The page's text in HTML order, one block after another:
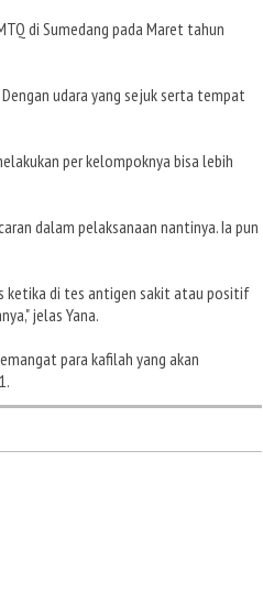
di Sumedang pada Maret tahun
udara yang sejuk serta tempat
per kelompoknya bisa lebih
dalam pelaksanaan nantinya. Ia pun
ketika di tes antigen sakit atau positif
jelas Yana.
para kafilah yang akan